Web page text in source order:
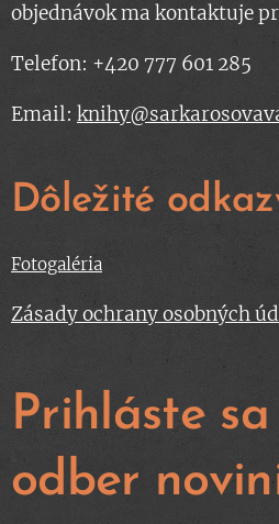
objednávok ma kontaktuje
Telefon: +420 777 601 285
Email:
Dôležité
Fotogaléria
Zásady ochrany osobných
Prihláste
odber